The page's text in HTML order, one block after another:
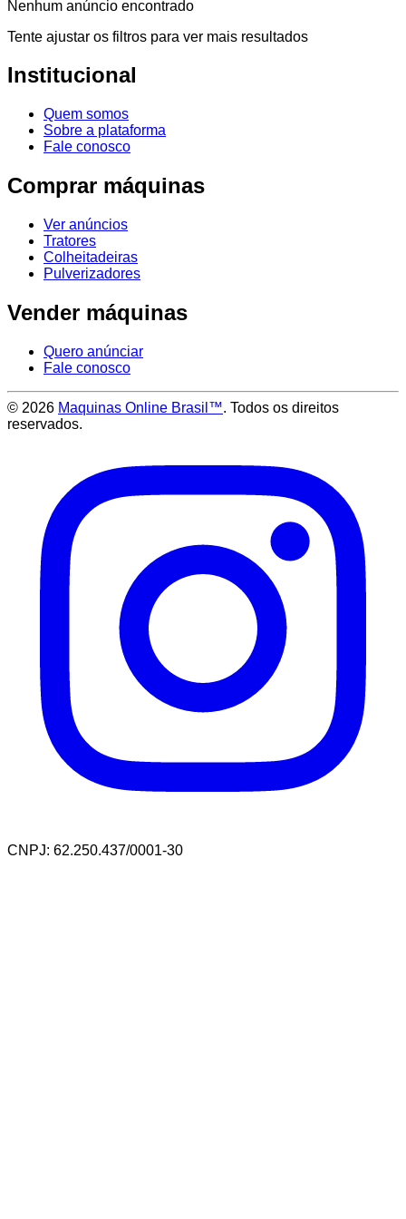
Nenhum anúncio encontrado
Tente ajustar os filtros para ver mais resultados
Institucional
Quem somos
Sobre a plataforma
Fale conosco
Comprar máquinas
Ver anúncios
Tratores
Colheitadeiras
Pulverizadores
Vender máquinas
Quero anúnciar
Fale conosco
© 2026 Maquinas Online Brasil™. Todos os direitos
reservados.
CNPJ: 62.250.437/0001-30